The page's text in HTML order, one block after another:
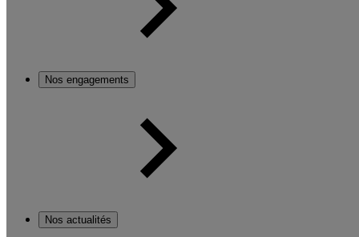
Nos engagements
Nos actualités